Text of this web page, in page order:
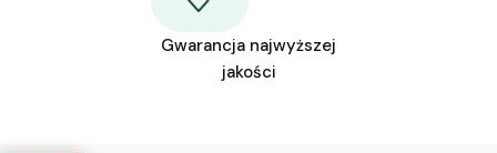
Gwarancja najwyższej
jakości